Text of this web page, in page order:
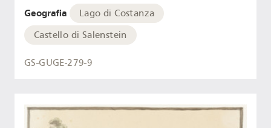
Geografia
Lago di Costanza
Castello di Salenstein
GS-GUGE-279-9